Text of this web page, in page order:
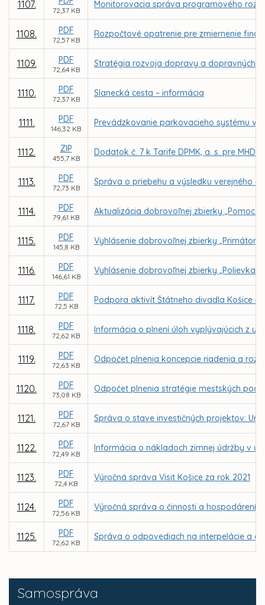
Samospráva
1107.
72,37 KB
Monitorovacia správa programového
1108. PDF
72,57 KB
Rozpočtové opatrenie pre zmiernenie
1109. PDF
72,64 KB
Stratégia rozvoja dopravy a dopravných
1110. PDF
72,37 KB
Slanecká cesta – informácia
1111. PDF
146,32 KB
Prevádzkovanie parkovacieho systému v
1112. ZIP
455,7 KB
Dodatok č. 7 k Tarife DPMK, a. s. pre MHD
1113. PDF
72,73 KB
Správa o priebehu a výsledku verejného
1114. PDF
79,61 KB
Aktualizácia dobrovoľnej zbierky „Pomoc
1115. PDF
145,8 KB
Vyhlásenie dobrovoľnej zbierky
1116. PDF
146,61 KB
Vyhlásenie dobrovoľnej zbierky „Polievka
1117. PDF
72,5 KB
Podpora aktivít Štátneho divadla Košice
1118. PDF
72,62 KB
Informácia o plnení úloh vyplývajúcich z
1119. PDF
72,63 KB
Odpočet plnenia koncepcie riadenia a
1120. PDF
73,08 KB
Odpočet plnenia stratégie mestských
1121. PDF
72,67 KB
Správa o stave investičných projektov:
1122. PDF
72,49 KB
Informácia o nákladoch zimnej údržby v
1123. PDF
72,4 KB
Výročná správa Visit Košice za rok 2021
1124. PDF
72,56 KB
Výročná správa o činnosti a hospodárení
1125. PDF
72,62 KB
Správa o odpovediach na interpelácie a